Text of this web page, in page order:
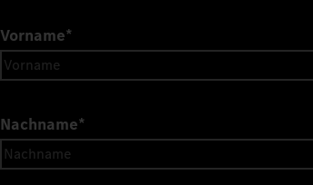
Vorname*
Nachname*